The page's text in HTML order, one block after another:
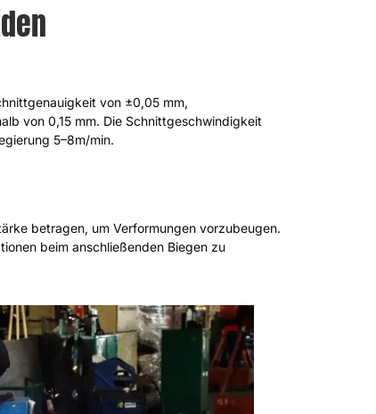
von ±0,05 mm,
von 0,15 mm. Die Schnittgeschwindigkeit
5–8m/min.
betragen, um Verformungen vorzubeugen.
beim anschließenden Biegen zu